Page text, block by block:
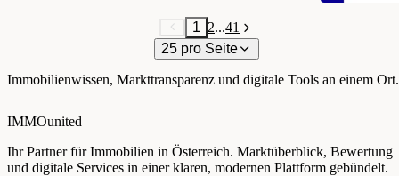
1 2...41
25 pro Seite
Immobilienwissen, Markttransparenz und digitale Tools an einem Ort.
IMMOunited
Ihr Partner für Immobilien in Österreich. Marktüberblick, Bewertung
und digitale Services in einer klaren, modernen Plattform gebündelt.